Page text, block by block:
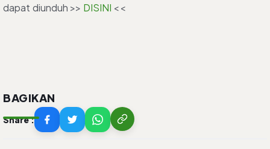
dapat diunduh >> DISINI <<
BAGIKAN
Share :